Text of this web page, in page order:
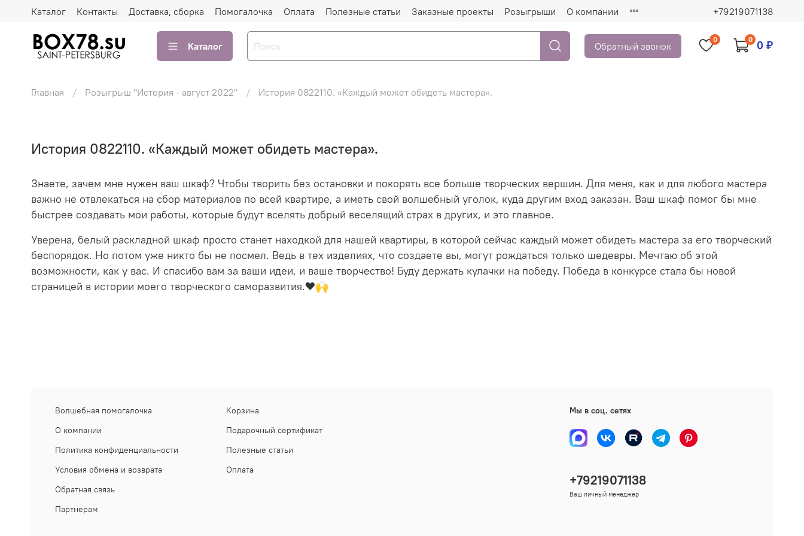
Каталог Контакты Доставка, сборка Помогалочка Оплата Полезные статьи Заказные проекты Розыгрыши О компании +79219071138
Каталог Обратный звонок
0 0 0 ₽
Главная Розыгрыш "История - август 2022" История 0822110. «Каждый может обидеть мастера».
История 0822110. «Каждый может обидеть мастера».
Знаете, зачем мне нужен ваш шкаф? Чтобы творить без остановки и покорять все больше творческих вершин. Для меня, как и для любого мастера
важно не отвлекаться на сбор материалов по всей квартире, а иметь свой волшебный уголок, куда другим вход заказан. Ваш шкаф помог бы мне
быстрее создавать мои работы, которые будут вселять добрый веселящий страх в других, и это главное.
Уверена, белый раскладной шкаф просто станет находкой для нашей квартиры, в которой сейчас каждый может обидеть мастера за его творческий
беспорядок. Но потом уже никто бы не посмел. Ведь в тех изделиях, что создаете вы, могут рождаться только шедевры. Мечтаю об этой
возможности, как у вас. И спасибо вам за ваши идеи, и ваше творчество! Буду держать кулачки на победу. Победа в конкурсе стала бы новой
страницей в истории моего творческого саморазвития.❤️🙌
Волшебная помогалочка
О компании
Политика конфиденциальности
Условия обмена и возврата
Обратная связь
Партнерам
Корзина
Подарочный сертификат
Полезные статьи
Оплата
Мы в соц. сетях
+79219071138
Ваш личный менеджер